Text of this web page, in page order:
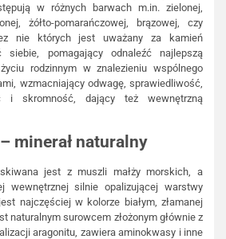
w różnych barwach m.in. zielonej,
żółto-pomarańczowej, brązowej, czy
nie których jest uważany za kamień
siebie, pomagający odnaleźć najlepszą
rodzinnym w znalezieniu wspólnego
wzmacniający odwagę, sprawiedliwość,
i skromność, dający też wewnętrzną
minerał naturalny
jest z muszli małży morskich, a
wewnętrznej silnie opalizującej warstwy
najczęściej w kolorze białym, złamanej
naturalnym surowcem złożonym głównie z
aragonitu, zawiera aminokwasy i inne